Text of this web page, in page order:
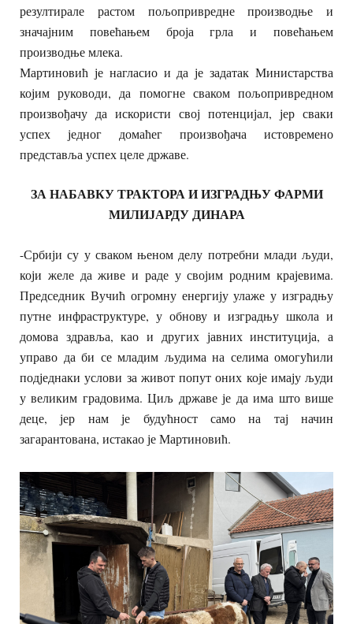
резултирале растом пољопривредне производње и
значајним повећањем броја грла и повећањем
производње млека.
Мартиновић је нагласио и да је задатак Министарства
којим руководи, да помогне сваком пољопривредном
произвођачу да искористи свој потенцијал, јер сваки
успех једног домаћег произвођача истовремено
представља успех целе државе.
ЗА НАБАВКУ ТРАКТОРА И ИЗГРАДЊУ ФАРМИ
МИЛИЈАРДУ ДИНАРА
-Србији су у сваком њеном делу потребни млади људи,
који желе да живе и раде у својим родним крајевима.
Председник Вучић огромну енергију улаже у изградњу
путне инфраструктуре, у обнову и изградњу школа и
домова здравља, као и других јавних институција, а
управо да би се младим људима на селима омогућили
подједнаки услови за живот попут оних које имају људи
у великим градовима. Циљ државе је да има што више
деце, јер нам је будућност само на тај начин
загарантована, истакао је Мартиновић.